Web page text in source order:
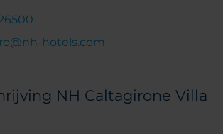
hotels.com
NH Caltagirone Villa